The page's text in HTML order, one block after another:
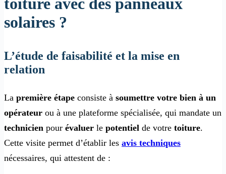
toiture avec des panneaux
solaires ?
L’étude de faisabilité et la mise en
relation
La première étape consiste à soumettre votre bien à un
opérateur ou à une plateforme spécialisée, qui mandate un
technicien pour évaluer le potentiel de votre toiture.
Cette visite permet d’établir les avis techniques
nécessaires, qui attestent de :